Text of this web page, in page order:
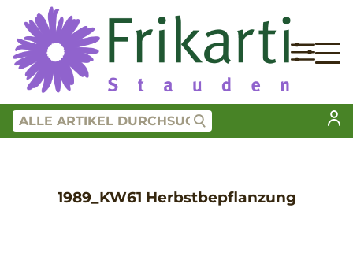
1989_KW61 Herbstbepflanzung